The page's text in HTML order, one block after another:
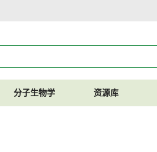
分子生物学 资源库